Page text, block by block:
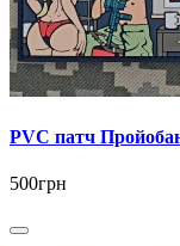
PVC патч
500грн